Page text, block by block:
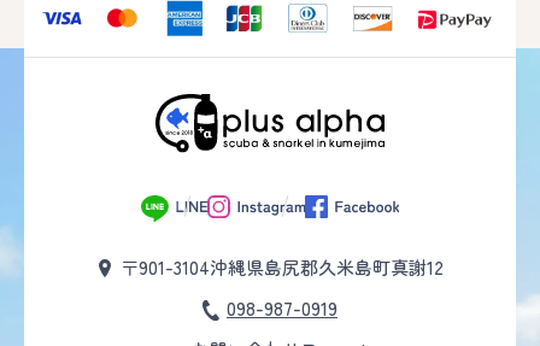
〒901-3104沖縄県島尻郡久米島町真謝12
098-987-0919